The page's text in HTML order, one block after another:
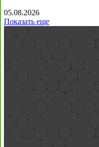
05.08.2026
Показать еще